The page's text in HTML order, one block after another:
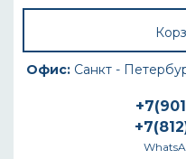
Офис: Санкт -